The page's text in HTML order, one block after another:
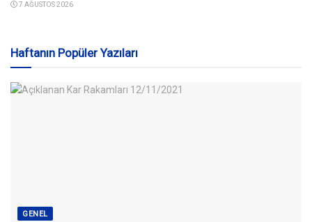
7 AĞUSTOS 2026
Haftanın Popüler Yazıları
GENEL